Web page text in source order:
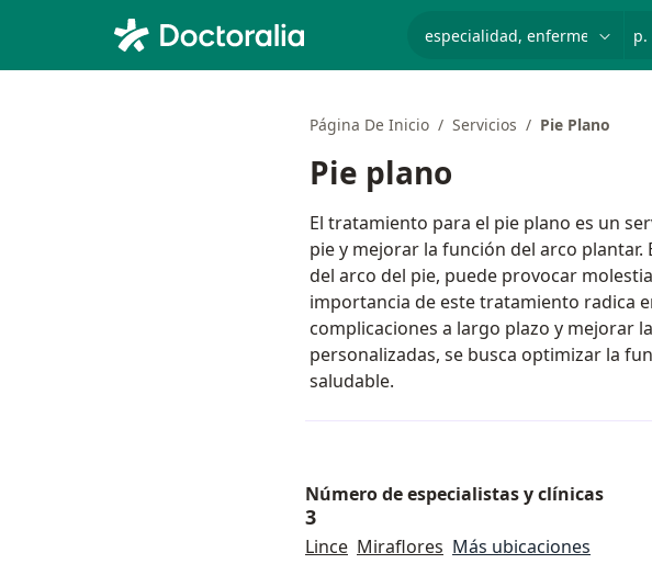
Página De Inicio Servicios Pie Plano
Pie plano
El tratamiento para el pie plano es un
pie y mejorar la función del arco
del arco del pie, puede provocar
importancia de este tratamiento radica
complicaciones a largo plazo y mejorar
personalizadas, se busca optimizar la
saludable.
Número de especialistas y clínicas
3
Lince Miraflores Más ubicaciones